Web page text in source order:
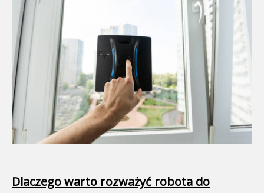
Dlaczego warto rozważyć robota do